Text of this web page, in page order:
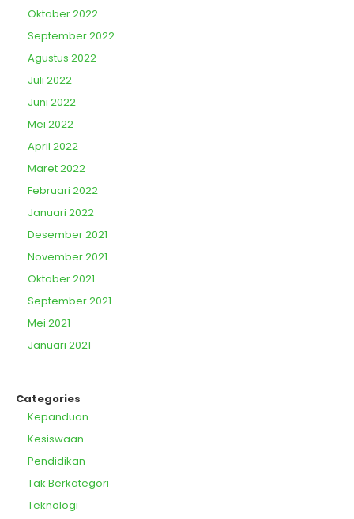
Oktober 2022
September 2022
Agustus 2022
Juli 2022
Juni 2022
Mei 2022
April 2022
Maret 2022
Februari 2022
Januari 2022
Desember 2021
November 2021
Oktober 2021
September 2021
Mei 2021
Januari 2021
Categories
Kepanduan
Kesiswaan
Pendidikan
Tak Berkategori
Teknologi